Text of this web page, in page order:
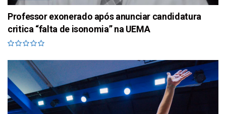
Professor exonerado após anunciar candidatura
critica “falta de isonomia” na UEMA